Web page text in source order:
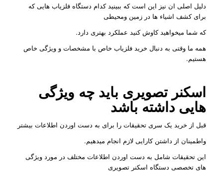
دلیل اصلی ان نیز این است که ببینید کدام دستگاه فلزیاب هایی که
برای کشف اشیاء ها در زمین ومحیطی
که شما میخواهید کاوش کنید عملکرد بهتری دارد.
همه ما وقتی به دنبال خرید فلزیاب خاص با مشخصات و ویژگی خاص
هستیم.
اسکنر تصویری باید چه ویژگی
هایی داشته باشد
قبل از خرید یک سری تحقیقات را برای به دست اوردن اطلاعات بیشتر
واطمینان از داشتن کارایی لازم انجام میدهیم.
این تحقیقات شامل به دست اوردن اطلاعات مختلف در مورد ویژگی
های تخصصی دستگاه اسکنر تصویری